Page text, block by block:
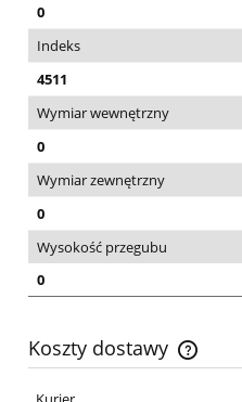
0
Indeks
4511
Wymiar wewnętrzny
0
Wymiar zewnętrzny
0
Wysokość przegubu
0
Koszty dostawy
Cena nie zawiera